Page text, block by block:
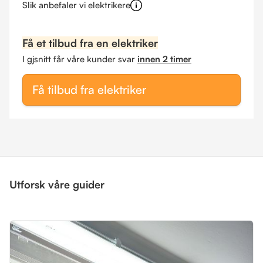
Slik anbefaler vi elektrikere
Få et tilbud fra en elektriker
I gjsnitt får våre kunder svar innen 2 timer
Få tilbud fra elektriker
Utforsk våre guider